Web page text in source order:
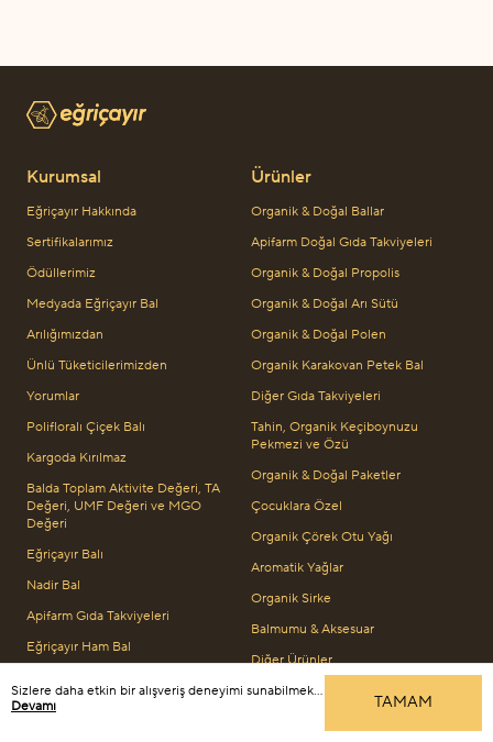
Kurumsal
Eğriçayır Hakkında
Sertifikalarımız
Ödüllerimiz
Medyada Eğriçayır Bal
Arılığımızdan
Ünlü Tüketicilerimizden
Yorumlar
Polifloralı Çiçek Balı
Kargoda Kırılmaz
Balda Toplam Aktivite Değeri, TA
Değeri, UMF Değeri ve MGO
Değeri
Eğriçayır Balı
Nadir Bal
Apifarm Gıda Takviyeleri
Eğriçayır Ham Bal
Ürünler
Organik & Doğal Ballar
Apifarm Doğal Gıda Takviyeleri
Organik & Doğal Propolis
Organik & Doğal Arı Sütü
Organik & Doğal Polen
Organik Karakovan Petek Bal
Diğer Gıda Takviyeleri
Tahin, Organik Keçiboynuzu
Pekmezi ve Özü
Organik & Doğal Paketler
Çocuklara Özel
Organik Çörek Otu Yağı
Aromatik Yağlar
Organik Sirke
Balmumu & Aksesuar
Diğer Ürünler